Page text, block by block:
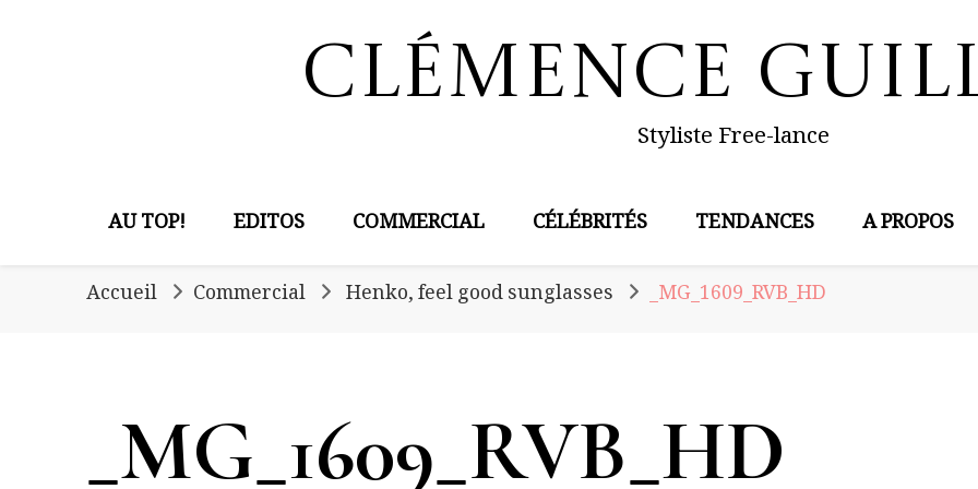
Clémence
Styliste Free-lance
AU TOP! EDITOS COMMERCIAL CÉLÉBRITÉS TENDANCES A PROPOS
Accueil Commercial Henko, feel good sunglasses _MG_1609_RVB_HD
_MG_1609_RVB_HD